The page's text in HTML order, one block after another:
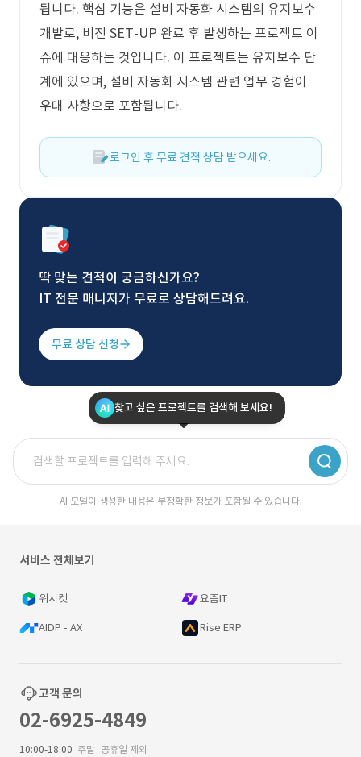
됩니다. 핵심 기능은 설비 자동화 시스템의 유지보수
개발로, 비전 SET-UP 완료 후 발생하는 프로젝트 이
슈에 대응하는 것입니다. 이 프로젝트는 유지보수 단
계에 있으며, 설비 자동화 시스템 관련 업무 경험이
우대 사항으로 포함됩니다.
로그인 후 무료 견적 상담 받으세요.
딱 맞는 견적이 궁금하신가요?
IT 전문 매니저가 무료로 상담해드려요.
무료 상담 신청
찾고 싶은 프로젝트를 검색해 보세요!
AI 모델이 생성한 내용은 부정확한 정보가 포함될 수 있습니다.
서비스 전체보기
위시켓 요즘IT
AIDP - AX Rise ERP
고객 문의
02-6925-4849
10:00-18:00 주말·공휴일 제외